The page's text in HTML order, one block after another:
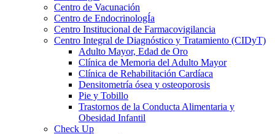
Centro de Vacunación
Centro de EndocrinologÍa
Centro Institucional de Farmacovigilancia
Centro Integral de Diagnóstico y Tratamiento (CIDyT)
Adulto Mayor, Edad de Oro
Clínica de Memoria del Adulto Mayor
Clínica de Rehabilitación Cardíaca
Densitometría ósea y osteoporosis
Pie y Tobillo
Trastornos de la Conducta Alimentaria y
Obesidad Infantil
Check Up